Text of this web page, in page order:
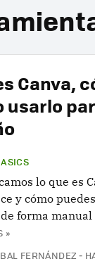
Canva,
usarlo
lo que es
y cómo
forma
»
FERNÁNDEZ